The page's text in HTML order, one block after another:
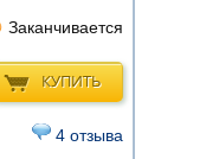
Заканчивается
КУПИТЬ
4 отзыва